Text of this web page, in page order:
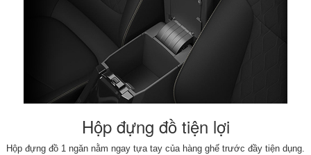
Hộp đựng đồ tiện lợi
Hộp đựng đồ 1 ngăn nằm ngay tựa tay của hàng ghế trước đầy tiện dụng.